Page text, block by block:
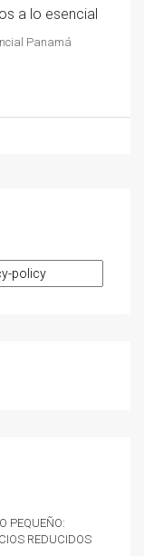
a lo esencial
Panamá
pequeño:
reducidos